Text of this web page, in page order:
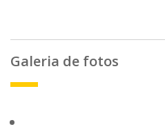
Galeria de fotos